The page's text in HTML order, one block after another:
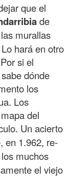
que el
de
murallas
hará en otro
si el
dónde
los
Los
del
Un acierto
en 1.962, re-
muchos
el viejo